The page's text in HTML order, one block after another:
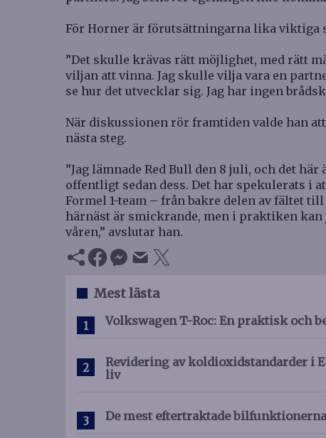
För Horner är förutsättningarna lika viktiga
”Det skulle krävas rätt möjlighet, med rätt
viljan att vinna. Jag skulle vilja vara en
se hur det utvecklar sig. Jag har ingen
När diskussionen rör framtiden valde han
nästa steg.
”Jag lämnade Red Bull den 8 juli, och det
offentligt sedan dess. Det har spekulerats i
Formel 1-team – från bakre delen av fältet
härnäst är smickrande, men i praktiken
våren,” avslutar han.
Mest lästa
Volkswagen T-Roc: En praktisk och
Revidering av koldioxidstandarder i
liv
De mest eftertraktade